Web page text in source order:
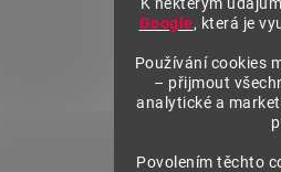
Google, která je
Používání cookies
– přijmout
analytické a
Povolením těchto